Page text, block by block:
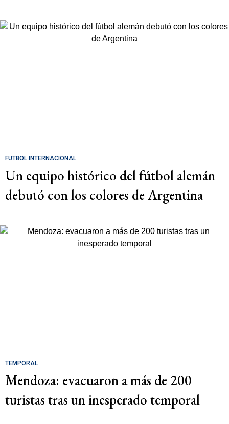
FÚTBOL INTERNACIONAL
Un equipo histórico del fútbol alemán
debutó con los colores de Argentina
TEMPORAL
Mendoza: evacuaron a más de 200
turistas tras un inesperado temporal